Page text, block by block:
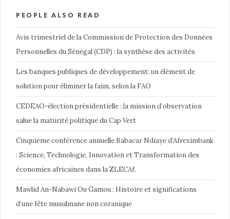
PEOPLE ALSO READ
Avis trimestriel de la Commission de Protection des Données
Personnelles du Sénégal (CDP) : la synthèse des activités
Les banques publiques de développement: un élément de
solution pour éliminer la faim, selon la FAO
CEDEAO-élection présidentielle : la mission d’observation
salue la maturité politique du Cap Vert
Cinquième conférence annuelle Babacar Ndiaye d’Afreximbank
: Science, Technologie, Innovation et Transformation des
économies africaines dans la ZLECAf.
Mawlid An-Nabawi Ou Gamou : Histoire et significations
d’une fête musulmane non coranique